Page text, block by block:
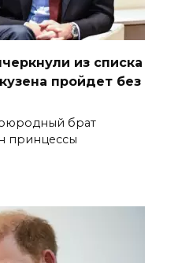
из списка
пройдет без
брат
принцессы